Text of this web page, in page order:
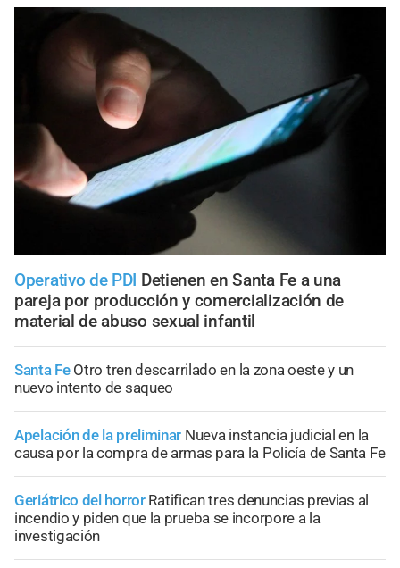
Operativo de PDI Detienen en Santa Fe a una
pareja por producción y comercialización de
material de abuso sexual infantil
Santa Fe Otro tren descarrilado en la zona oeste y un
nuevo intento de saqueo
Apelación de la preliminar Nueva instancia judicial en la
causa por la compra de armas para la Policía de Santa Fe
Geriátrico del horror Ratifican tres denuncias previas al
incendio y piden que la prueba se incorpore a la
investigación